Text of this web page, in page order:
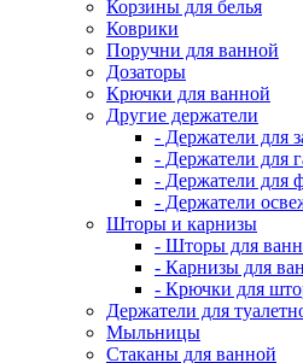
Корзины для белья
Коврики
Поручни для ванной
Дозаторы
Крючки для ванной
Другие держатели
- Держатели для
- Держатели для
- Держатели для
- Держатели
Шторы и карнизы
- Шторы для
- Карнизы для
- Крючки для
Держатели для
Мыльницы
Стаканы для ванной